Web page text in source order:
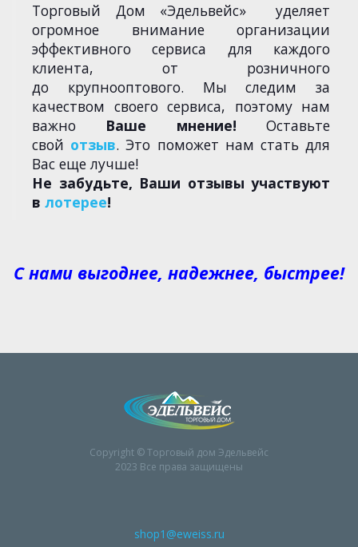
Торговый Дом «Эдельвейс» уделяет
огромное внимание организации
эффективного сервиса для каждого
клиента, от розничного
до крупнооптового. Мы следим за
качеством своего сервиса, поэтому нам
важно Ваше мнение!Оставьте
свой отзыв. Это поможет нам стать для
Вас еще лучше!
Не забудьте, Ваши отзывы участвуют
в лотерее!
С нами выгоднее, надежнее, быстрее!
Copyright © Торговый дом Эдельвейс
2023 Все права защищены
shop1@eweiss.ru